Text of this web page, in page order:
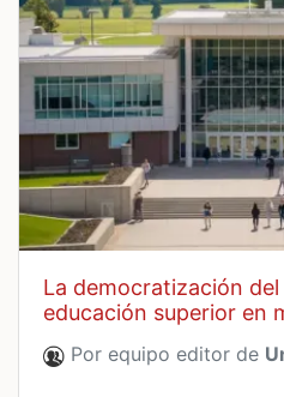
la democratización del acceso a la
educación superior en
Por equipo editor de